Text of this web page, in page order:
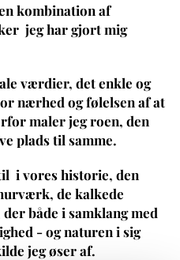
kombination af
jeg har gjort mig
værdier, det enkle og
nærhed og følelsen af at
maler jeg roen, den
plads til samme.
i vores historie, den
de kalkede
både i samklang med
- og naturen i sig
jeg øser af.